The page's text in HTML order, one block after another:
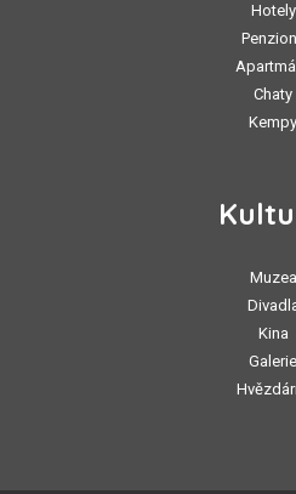
Hotely
Chaty
Kempy
Muzea
Kina
Galerie